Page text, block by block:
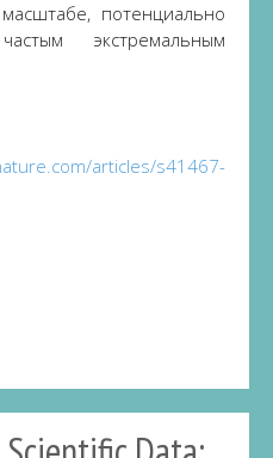
потенциально
экстремальным
articles/s41467-